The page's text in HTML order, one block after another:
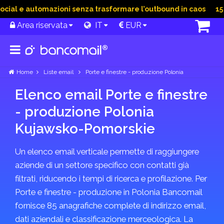
e automazioni senza trasformare l’outbound in caos 15
Area riservata IT EUR
Home Liste email Porte e finestre - produzione Polonia
Elenco email Porte e finestre
- produzione Polonia
Kujawsko-Pomorskie
Un elenco email verticale permette di raggiungere
aziende di un settore specifico con contatti già
filtrati, riducendo i tempi di ricerca e profilazione. Per
Porte e finestre - produzione in Polonia Bancomail
fornisce 85 anagrafiche complete di indirizzo email,
dati aziendali e classificazione merceologica. La